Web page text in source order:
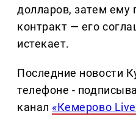
долларов, затем ему
контракт — его
истекает.
Последние новости
телефоне -
канал «Кемерово